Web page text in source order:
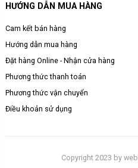
HƯỚNG DẪN MUA HÀNG
Cam kết bán hàng
Hướng dẫn mua hàng
Đặt hàng Online - Nhận cửa hàng
Phương thức thanh toán
Phương thức vận chuyển
Điều khoản sử dụng
Copyright 2023 by